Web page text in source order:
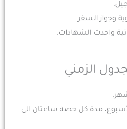
وجواز السفر.
واحدث الشهادات.
الزمني
مدة كل حصة ساعتان الى